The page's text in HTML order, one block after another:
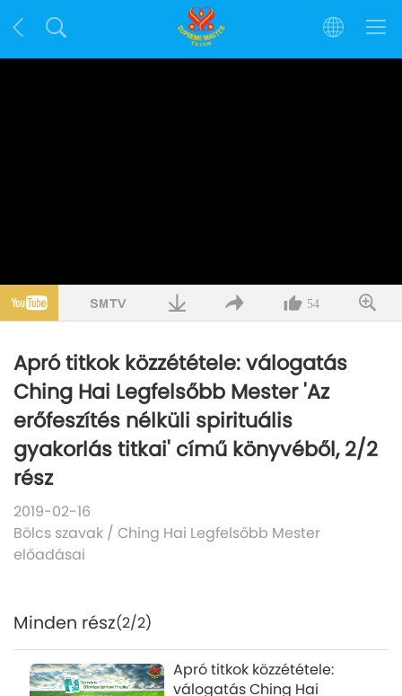
54
Apró titkok közzététele: válogatás
Ching Hai Legfelsőbb Mester 'Az
erőfeszítés nélküli spirituális
gyakorlás titkai' című könyvéből, 2/2
rész
2019-02-16
Bölcs szavak / Ching Hai Legfelsőbb Mester
előadásai
Minden rész(2/2)
Apró titkok közzététele:
válogatás Ching Hai